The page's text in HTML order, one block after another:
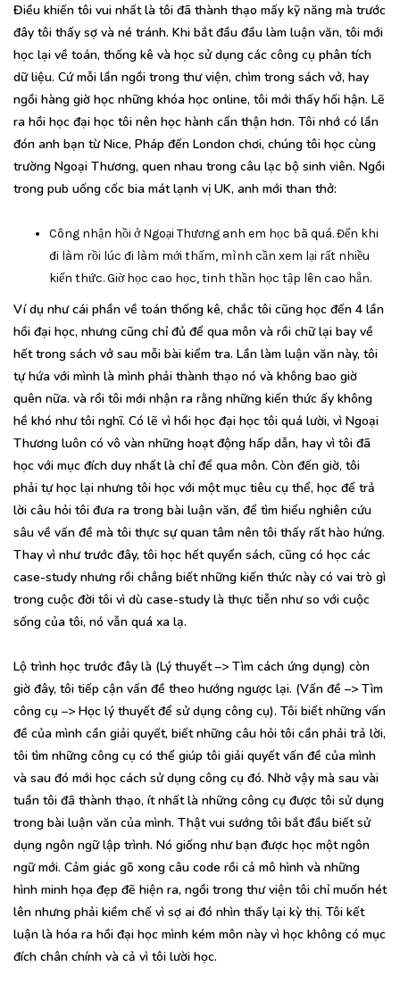
Điều khiến tôi vui nhất là tôi đã thành thạo mấy kỹ năng mà trước
đây tôi thấy sợ và né tránh. Khi bắt đầu đầu làm luận văn, tôi mới
học lại về toán, thống kê và học sử dụng các công cụ phân tích
dữ liệu. Cứ mỗi lần ngồi trong thư viện, chìm trong sách vở, hay
ngồi hàng giờ học những khóa học online, tôi mới thấy hối hận. Lẽ
ra hồi học đại học tôi nên học hành cẩn thận hơn. Tôi nhớ có lần
đón anh bạn từ Nice, Pháp đến London chơi, chúng tôi học cùng
trường Ngoại Thương, quen nhau trong câu lạc bộ sinh viên. Ngồi
trong pub uống cốc bia mát lạnh vị UK, anh mới than thở:
Công nhận hồi ở Ngoại Thương anh em học bã quá. Đến khi
đi làm rồi lúc đi làm mới thấm, mình cần xem lại rất nhiều
kiến thức. Giờ học cao học, tinh thần học tập lên cao hẳn.
Ví dụ như cái phần về toán thống kê, chắc tôi cũng học đến 4 lần
hồi đại học, nhưng cũng chỉ đủ để qua môn và rồi chữ lại bay về
hết trong sách vở sau mỗi bài kiểm tra. Lần làm luận văn này, tôi
tự hứa với mình là mình phải thành thạo nó và không bao giờ
quên nữa. và rồi tôi mới nhận ra rằng những kiến thức ấy không
hề khó như tôi nghĩ. Có lẽ vì hồi học đại học tôi quá lười, vì Ngoại
Thương luôn có vô vàn những hoạt động hấp dẫn, hay vì tôi đã
học với mục đích duy nhất là chỉ để qua môn. Còn đến giờ, tôi
phải tự học lại nhưng tôi học với một mục tiêu cụ thể, học để trả
lời câu hỏi tôi đưa ra trong bài luận văn, để tìm hiểu nghiên cứu
sâu về vấn đề mà tôi thực sự quan tâm nên tôi thấy rất hào hứng.
Thay vì như trước đây, tôi học hết quyển sách, cũng có học các
case-study nhưng rồi chẳng biết những kiến thức này có vai trò gì
trong cuộc đời tôi vì dù case-study là thực tiễn như so với cuộc
sống của tôi, nó vẫn quá xa lạ.
Lộ trình học trước đây là (Lý thuyết –> Tìm cách ứng dụng) còn
giờ đây, tôi tiếp cận vấn đề theo hướng ngược lại. (Vấn đề –> Tìm
công cụ –> Học lý thuyết để sử dụng công cụ). Tôi biết những vấn
đề của mình cần giải quyết, biết những câu hỏi tôi cần phải trả lời,
tôi tìm những công cụ có thể giúp tôi giải quyết vấn đề của mình
và sau đó mới học cách sử dụng công cụ đó. Nhờ vậy mà sau vài
tuần tôi đã thành thạo, ít nhất là những công cụ được tôi sử dụng
trong bài luận văn của mình. Thật vui sướng tôi bắt đầu biết sử
dụng ngôn ngữ lập trình. Nó giống như bạn được học một ngôn
ngữ mới. Cảm giác gõ xong câu code rồi cả mô hình và những
hình minh họa đẹp đẽ hiện ra, ngồi trong thư viện tôi chỉ muốn hét
lên nhưng phải kiềm chế vì sợ ai đó nhìn thấy lại kỳ thị. Tôi kết
luận là hóa ra hồi đại học mình kém môn này vì học không có mục
đích chân chính và cả vì tôi lười học.